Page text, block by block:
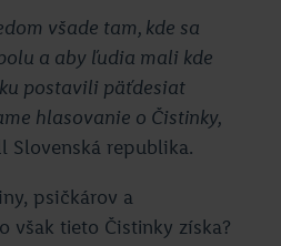
všade tam, kde sa
a aby ľudia mali kde
postavili päťdesiat
hlasovanie o Čistinky,
Slovenská republika.
psičkárov a
však tieto Čistinky získa?